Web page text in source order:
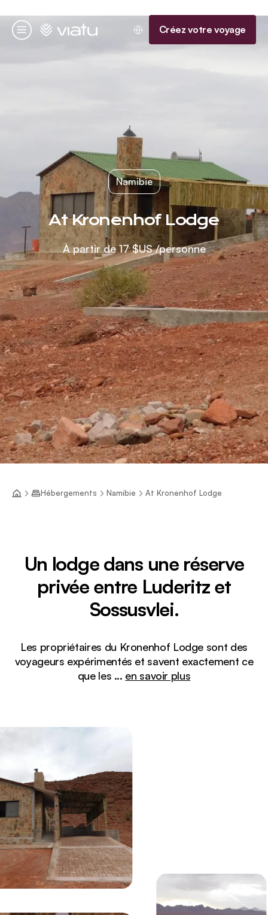
Menu
Accueil Créez votre voyage
Namibie
At Kronenhof Lodge
À partir de17 $US/personne
Hébergements Namibie At Kronenhof Lodge
Un lodge dans une réserve
privée entre Luderitz et
Sossusvlei.
Les propriétaires du Kronenhof Lodge sont des
voyageurs expérimentés et savent exactement ce
que les ... en savoir plus